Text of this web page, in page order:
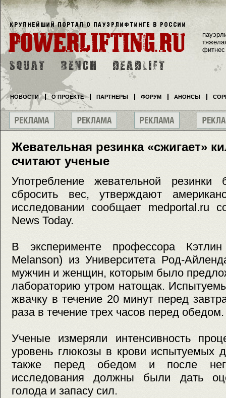
Жевательная резинка «сжигает»
считают ученые
Употребление жевательной резинки
сбросить вес, утверждают
исследовании сообщает medportal.ru
News Today.
В эксперименте профессора
Melanson) из Университета Род-
мужчин и женщин, которым было
лабораторию утром натощак.
жвачку в течение 20 минут перед
раза в течение трех часов перед обедом.
Ученые измеряли интенсивность
уровень глюкозы в крови испытуемых
также перед обедом и после
исследования должны были дать
голода и запасу сил.
фитнес
НОВОСТИ О ПРОЕКТЕ ПАРТНЕРЫ ФОРУМ АНОНСЫ